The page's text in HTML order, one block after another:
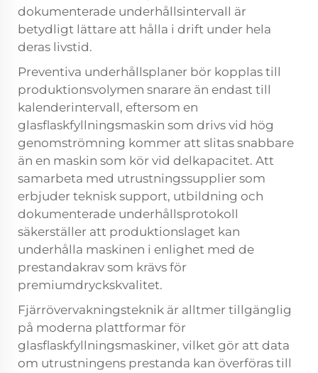
dokumenterade underhållsintervall är
betydligt lättare att hålla i drift under hela
deras livstid.
Preventiva underhållsplaner bör kopplas till
produktionsvolymen snarare än endast till
kalenderintervall, eftersom en
glasflaskfyllningsmaskin som drivs vid hög
genomströmning kommer att slitas snabbare
än en maskin som kör vid delkapacitet. Att
samarbeta med utrustningssupplier som
erbjuder teknisk support, utbildning och
dokumenterade underhållsprotokoll
säkerställer att produktionslaget kan
underhålla maskinen i enlighet med de
prestandakrav som krävs för
premiumdryckskvalitet.
Fjärrövervakningsteknik är alltmer tillgänglig
på moderna plattformar för
glasflaskfyllningsmaskiner, vilket gör att data
om utrustningens prestanda kan överföras till